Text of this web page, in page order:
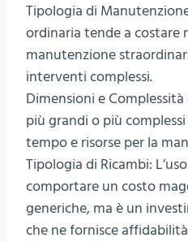
Tipologia di
ordinaria tende a costare
manutenzione
interventi complessi.
Dimensioni e
più grandi o più
tempo e risorse per la
Tipologia di Ricambi:
comportare un costo
generiche, ma è un
che ne fornisce